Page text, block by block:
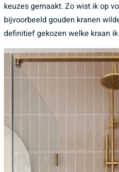
keuzes gemaakt. Zo wist ik op
bijvoorbeeld gouden kranen
definitief gekozen welke kraan